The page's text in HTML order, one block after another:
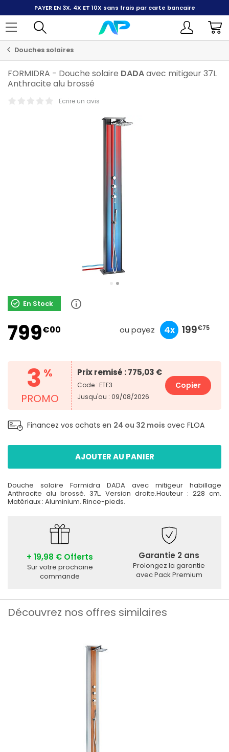
PAYER EN 3X, 4X ET 10X sans frais par carte bancaire
Douches solaires
FORMIDRA - Douche solaire DADAavec mitigeur 37L
Anthracite alu brossé
Ecrire un avis
En Stock
799€00 ou payez
266€33 4x 199€75
79€90
3 %
PROMO
Prix remisé : 775,03 €
Code : ETE3
Jusqu'au : 09/08/2026
Copier
Financez vos achats en 24 ou 32 mois avec FLOA
AJOUTER AU PANIER
Douche solaire Formidra DADA avec mitigeur habillage
Anthracite alu brossé. 37L. Version droite.Hauteur : 228 cm.
Matériaux : Aluminium. Rince-pieds.
+ 19,98 € Offerts
Sur votre prochaine
commande
Garantie 2 ans
Prolongez la garantie
avec Pack Premium
Découvrez nos offres similaires